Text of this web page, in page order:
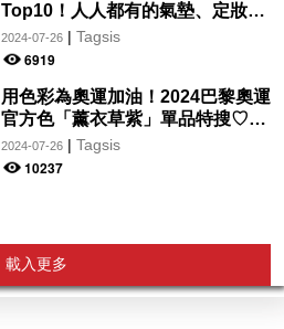
Top10！人人都有的氣墊、定妝噴
霧、保養品～幫你找到最值得入手
的好物♡
2024-07-26| Tagsis
6919
用色彩為奧運加油！2024巴黎奧運
官方色「薰衣草紫」單品特搜♡讓
你從頭到腳、隨時充滿奧運氛圍～
2024-07-26| Tagsis
10237
載入更多